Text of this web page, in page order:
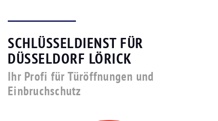
SCHLÜSSELDIENST FÜR
DÜSSELDORF LÖRICK
Ihr Profi für Türöffnungen und
Einbruchschutz